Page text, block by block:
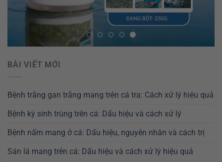
BÀI VIẾT MỚI
Bệnh trắng gan trắng mang trên cá tra: Cách xử lý hiệu quả
Bệnh ký sinh trùng trên cá: Dấu hiệu và cách xử lý
Bệnh nấm mang ở cá: Dấu hiệu, nguyên nhân và cách trị
Sán lá mang trên cá: Dấu hiệu và cách xử lý hiệu quả